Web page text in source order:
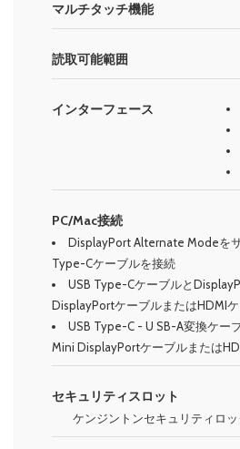
マルチタッチ機能
読取可能範囲
インターフェース
PC/Mac接続
DisplayPort Alternate Modeを
Type-Cケーブルを接続
USB Type-Cケーブルと
DisplayPortケーブルまたはHDMI
USB Type-C - U SB-A変換ケー
Mini DisplayPortケーブルまたは
セキュリティスロット
ケンジントンセキュリティロ